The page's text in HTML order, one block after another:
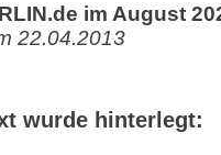
im August
22.04.2013
wurde hinterlegt: